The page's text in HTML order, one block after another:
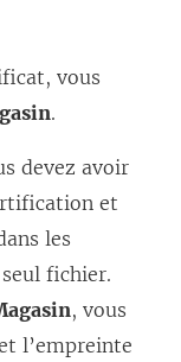
vous
.
devez avoir
et
les
fichier.
, vous
l’empreinte